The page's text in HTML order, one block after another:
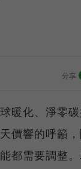
分享
暖化、淨零
價響的呼籲
都需要調整